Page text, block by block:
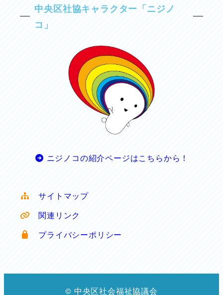
中央区社協キャラクター「ニジノ
コ」
ニジノコの紹介ページはこちらから！
サイトマップ
関連リンク
プライバシーポリシー
© 中央区社会福祉協議会